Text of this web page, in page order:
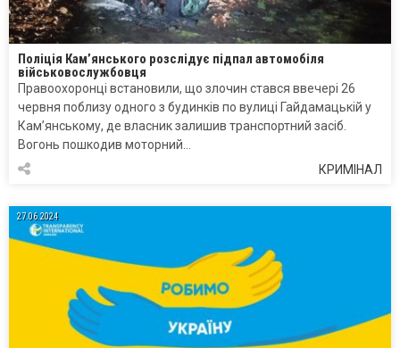
Поліція Кам’янського розслідує підпал автомобіля
військовослужбовця
Правоохоронці встановили, що злочин стався ввечері 26
червня поблизу одного з будинків по вулиці Гайдамацькій у
Кам’янському, де власник залишив транспортний засіб.
Вогонь пошкодив моторний…
КРИМІНАЛ
27.06.2024